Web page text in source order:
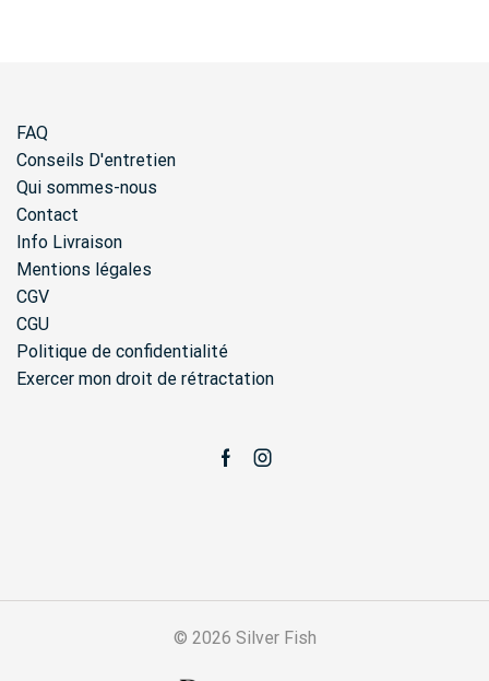
FAQ
Conseils D'entretien
Qui sommes-nous
Contact
Info Livraison
Mentions légales
CGV
CGU
Politique de confidentialité
Exercer mon droit de rétractation
FacebookInstagram
© 2026 Silver Fish